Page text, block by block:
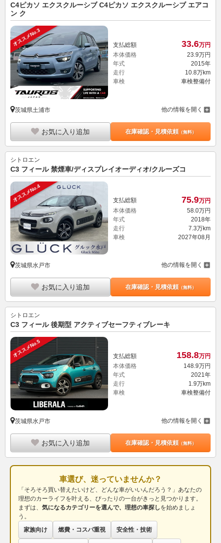
C4ピカソ エクスクルーシブ C4ピカソ エクスクルーシブ エアコ
ン ク
オススメNo.3 支払総額 33.6万円
本体価格
23.9万円
年式
2015年
走行
10.8万km
車検
車検整備付
茨城県土浦市 他の情報を開く
お気に入り追加 在庫確認・見積依頼（無料）
シトロエン
C3 フィール 禁煙車/ディスプレイオーディオ/クルーズコ
オススメNo.4 支払総額 75.9万円
本体価格
58. 0万円
年式
2018年
走行
7.3万km
車検
2027年08月
茨城県水戸市 他の情報を開く
お気に入り追加 在庫確認・見積依頼（無料）
シトロエン
C3 フィール 後期型 アクティブセーフティブレーキ
オススメNo.5 支払総額 158.8万円
本体価格
148.9万円
年式
2021年
走行
1.9万km
車検
車検整備付
茨城県水戸市 他の情報を開く
お気に入り追加 在庫確認・見積依頼（無料）
車選び、迷っていませんか？
「そろそろ買い替えたいけど、どんな車がいいんだろう？」あなたの
理想のカーライフを叶える、ぴったりの一台がきっと見つかります。
まずは、 気になるカテゴリーを選んで、理想の車探しを始めましょ
う。
家族向け
燃費・コスパ重視 安全性・技術